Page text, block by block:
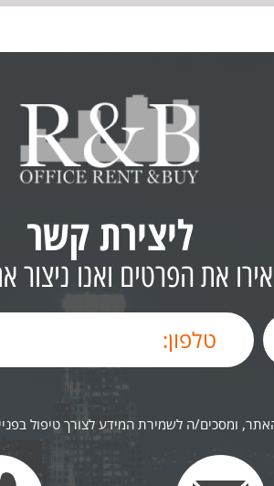
ליצירת קשר
את הפרטים ואנו
ומסכים/ה לשמירת המידע לצורך טיפול